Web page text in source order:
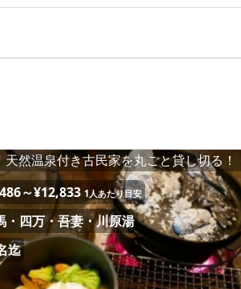
天然温泉付き古民家を丸ごと貸し切る！
～¥12,833 1人あたり目安
・四万・吾妻・川原湯
迄